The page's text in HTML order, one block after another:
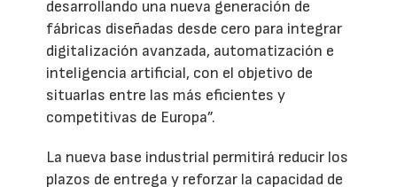
desarrollando una nueva generación de
fábricas diseñadas desde cero para integrar
digitalización avanzada, automatización e
inteligencia artificial, con el objetivo de
situarlas entre las más eficientes y
competitivas de Europa”.
La nueva base industrial permitirá reducir los
plazos de entrega y reforzar la capacidad de